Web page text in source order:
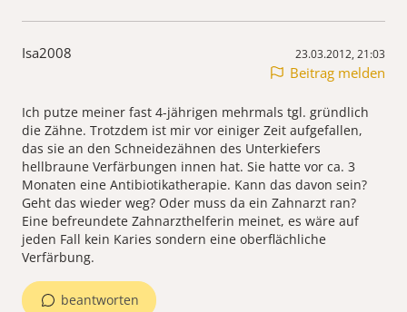
Isa2008 23.03.2012, 21:03
Beitrag melden
Ich putze meiner fast 4-jährigen mehrmals tgl. gründlich
die Zähne. Trotzdem ist mir vor einiger Zeit aufgefallen,
das sie an den Schneidezähnen des Unterkiefers
hellbraune Verfärbungen innen hat. Sie hatte vor ca. 3
Monaten eine Antibiotikatherapie. Kann das davon sein?
Geht das wieder weg? Oder muss da ein Zahnarzt ran?
Eine befreundete Zahnarzthelferin meinet, es wäre auf
jeden Fall kein Karies sondern eine oberflächliche
Verfärbung.
beantworten